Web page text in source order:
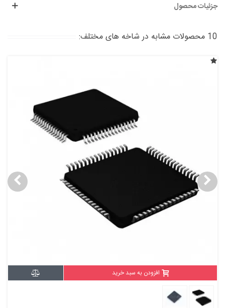
جزئیات محصول
10 محصولات مشابه در شاخه های مختلف:
افزودن به سبد خرید